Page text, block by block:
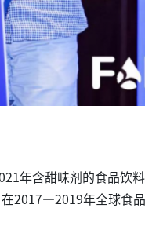
年含甜味剂的食品饮
2017—2019年全球食